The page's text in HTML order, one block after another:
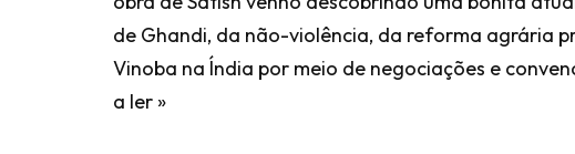
de Ghandi, da não-violência, da reforma agrária
Vinoba na Índia por meio de negociações e
a ler »